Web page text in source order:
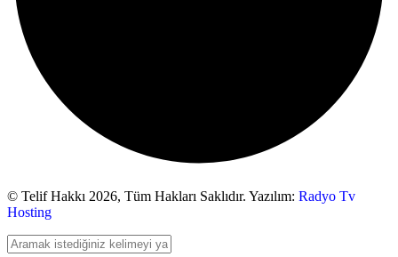
© Telif Hakkı 2026, Tüm Hakları Saklıdır. Yazılım: Radyo Tv
Hosting